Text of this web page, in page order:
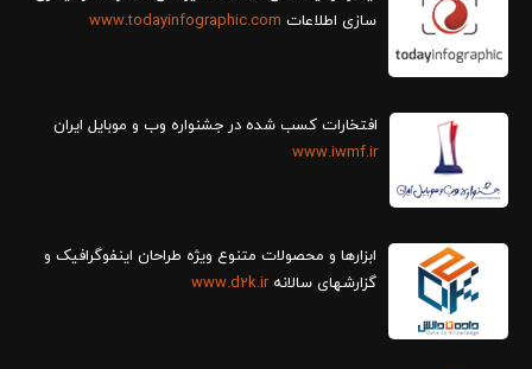
سازی اطلاعات www.todayinfographic.com
افتخارات کسب شده در جشنواره وب و موبایل ایران
www.iwmf.ir
ابزارها و محصولات متنوع ویژه طراحان اینفوگرافیک و
گزارش‎های سالانه
www.d2k.ir